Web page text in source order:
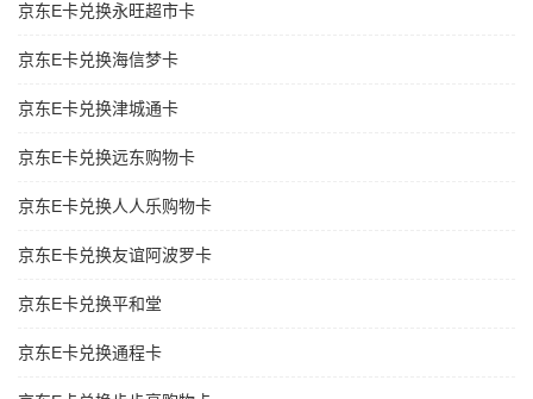
京东E卡兑换永旺超市卡
京东E卡兑换海信梦卡
京东E卡兑换津城通卡
京东E卡兑换远东购物卡
京东E卡兑换人人乐购物卡
京东E卡兑换友谊阿波罗卡
京东E卡兑换平和堂
京东E卡兑换通程卡